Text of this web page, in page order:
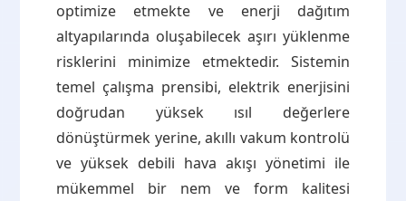
optimize etmekte ve enerji dağıtım
altyapılarında oluşabilecek aşırı yüklenme
risklerini minimize etmektedir. Sistemin
temel çalışma prensibi, elektrik enerjisini
doğrudan yüksek ısıl değerlere
dönüştürmek yerine, akıllı vakum kontrolü
ve yüksek debili hava akışı yönetimi ile
mükemmel bir nem ve form kalitesi